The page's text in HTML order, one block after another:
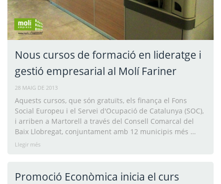
Nous cursos de formació en lideratge i
gestió empresarial al Molí Fariner
28 MAIG DE 2013
Aquests cursos, que són gratuïts, els finança el Fons
Social Europeu i el Servei d'Ocupació de Catalunya (SOC),
i arriben a Martorell a través del Consell Comarcal del
Baix Llobregat, conjuntament amb 12 municipis més …
Llegir més
Promoció Econòmica inicia el curs